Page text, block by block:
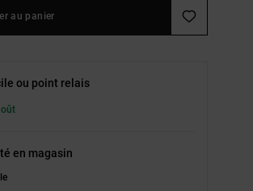
au panier
ou point relais
en magasin